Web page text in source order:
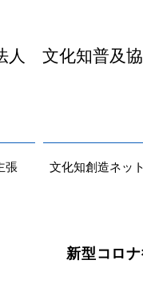
人 文化知普及
張 文化知創造ネッ
後の世界に